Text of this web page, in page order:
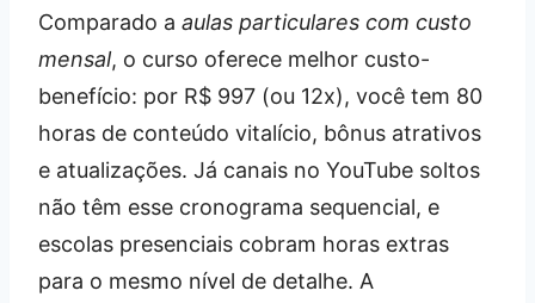
Comparado a aulas particulares com custo
mensal, o curso oferece melhor custo-
benefício: por R$ 997 (ou 12x), você tem 80
horas de conteúdo vitalício, bônus atrativos
e atualizações. Já canais no YouTube soltos
não têm esse cronograma sequencial, e
escolas presenciais cobram horas extras
para o mesmo nível de detalhe. A